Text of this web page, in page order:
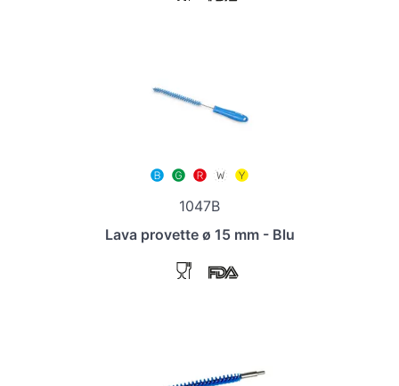
1047B
Lava provette ø 15 mm - Blu